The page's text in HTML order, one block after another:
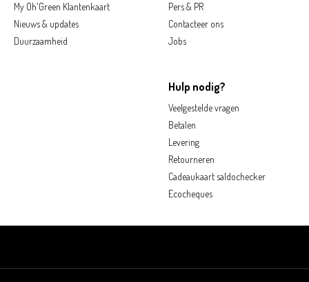
My Oh'Green Klantenkaart
Nieuws & updates
Duurzaamheid
Pers & PR
Contacteer ons
Jobs
Hulp nodig?
Veelgestelde vragen
Betalen
Levering
Retourneren
Cadeaukaart saldochecker
Ecocheques